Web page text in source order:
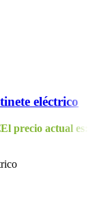
eléctrico
El precio actual es: